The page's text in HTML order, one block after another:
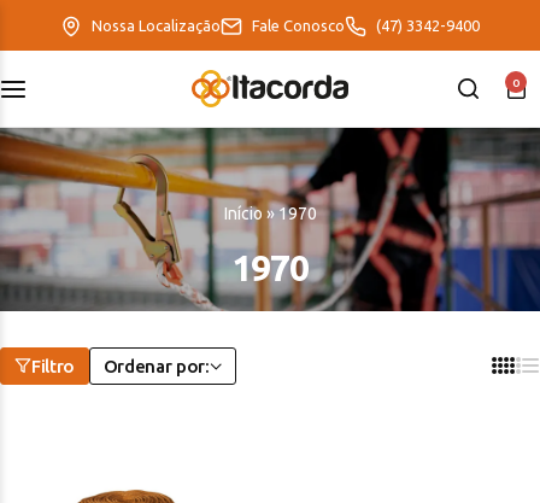
Nossa Localização Fale Conosco (47) 3342-9400
0
Início » 1970
1970
Filtro Ordenar por:
EcoFriendly
ItaMaxx